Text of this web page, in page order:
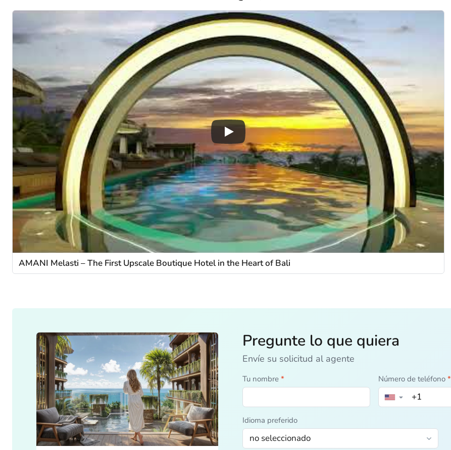
AMANI Melasti – The First Upscale Boutique Hotel in the Heart of Bali
Pregunte lo que quiera
Envíe su solicitud al agente
Tu nombre * Número de teléfono*
▼
Idioma preferido